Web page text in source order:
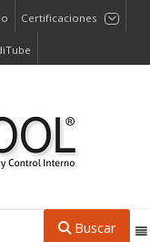
Certificaciones
Buscar